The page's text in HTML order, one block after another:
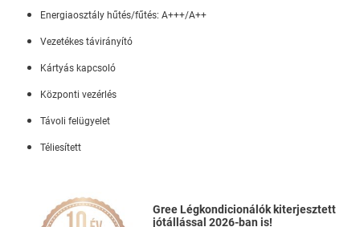
Energiaosztály hűtés/fűtés: A+++/A++
Vezetékes távirányító
Kártyás kapcsoló
Központi vezérlés
Távoli felügyelet
Téliesített
Gree Légkondicionálók kiterjesztett
jótállással 2026-ban is!